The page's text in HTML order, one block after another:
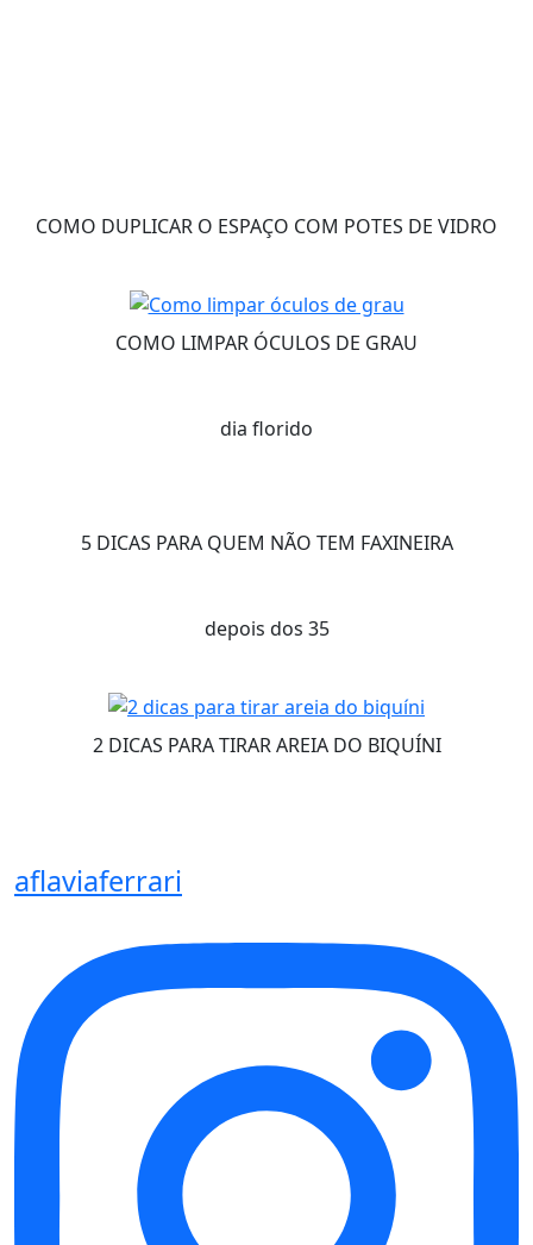
COMO DUPLICAR O ESPAÇO COM POTES DE VIDRO
COMO LIMPAR ÓCULOS DE GRAU
dia florido
5 DICAS PARA QUEM NÃO TEM FAXINEIRA
depois dos 35
2 DICAS PARA TIRAR AREIA DO BIQUÍNI
aflaviaferrari